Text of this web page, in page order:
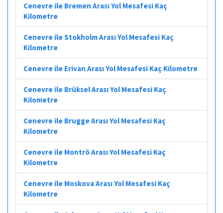
Cenevre ile Bremen Arası Yol Mesafesi Kaç
Kilometre
Cenevre ile Stokholm Arası Yol Mesafesi Kaç
Kilometre
Cenevre ile Erivan Arası Yol Mesafesi Kaç Kilometre
Cenevre ile Brüksel Arası Yol Mesafesi Kaç
Kilometre
Cenevre ile Brugge Arası Yol Mesafesi Kaç
Kilometre
Cenevre ile Montrö Arası Yol Mesafesi Kaç
Kilometre
Cenevre ile Moskova Arası Yol Mesafesi Kaç
Kilometre